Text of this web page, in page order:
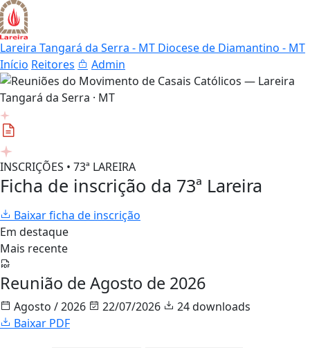
Lareira Tangará da Serra - MT Diocese de Diamantino - MT
Início Reitores Admin
INSCRIÇÕES • 73ª LAREIRA
Ficha de inscrição da 73ª Lareira
Baixar ficha de inscrição
Em destaque
Mais recente
Reunião de Agosto de 2026
Agosto / 2026 22/07/2026
24 downloads
Baixar PDF